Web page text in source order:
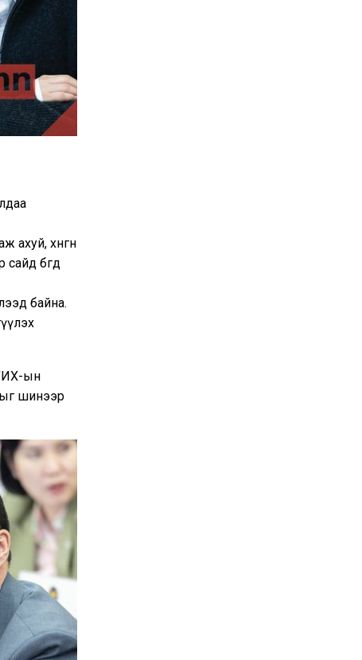
ахуй, хөнгөн
бөгөөд
байна.
ын
шинээр